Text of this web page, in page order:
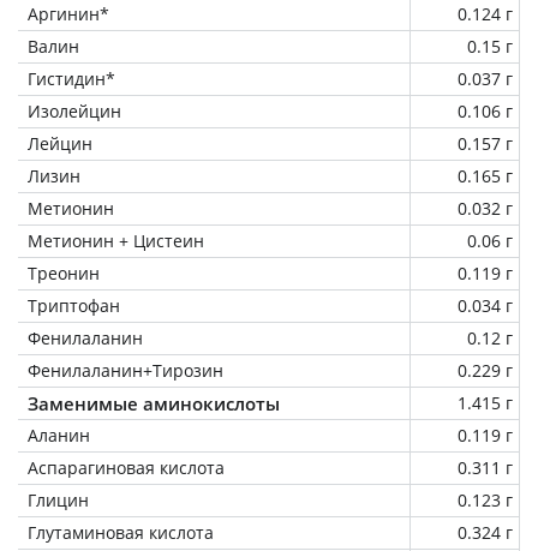
Аргинин*
0.124 г
Валин
0.15 г
Гистидин*
0.037 г
Изолейцин
0.106 г
Лейцин
0.157 г
Лизин
0.165 г
Метионин
0.032 г
Метионин + Цистеин
0.06 г
Треонин
0.119 г
Триптофан
0.034 г
Фенилаланин
0.12 г
Фенилаланин+Тирозин
0.229 г
Заменимые аминокислоты
1.415 г
Аланин
0.119 г
Аспарагиновая кислота
0.311 г
Глицин
0.123 г
Глутаминовая кислота
0.324 г